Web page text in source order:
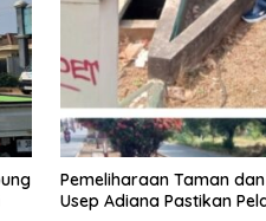
Pemeliharaan Taman
Usep Adiana Pastikan